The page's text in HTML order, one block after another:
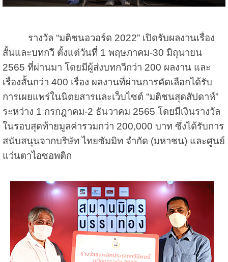
รางวัล “มติชนอวอร์ด 2022” เปิดรับผลงานเรื่อง
สั้นและบทกวี ตั้งแต่วันที่ 1 พฤษภาคม-30 มิถุนายน
2565 ที่ผ่านมา โดยมีผู้ส่งบทกวีกว่า 200 ผลงาน และ
เรื่องสั้นกว่า 400 เรื่อง ผลงานที่ผ่านการคัดเลือกได้รับ
การเผยแพร่ในนิตยสารและเว็บไซต์ “มติชนสุดสัปดาห์”
ระหว่าง 1 กรกฎาคม-2 ธันวาคม 2565 โดยมีเงินรางวัล
ในรอบสุดท้ายมูลค่ารวมกว่า 200,000 บาท ซึ่งได้รับการ
สนับสนุนจากบริษัท ไทยซัมมิท จำกัด (มหาชน) และศูนย์
แว่นตาไอซอพติก